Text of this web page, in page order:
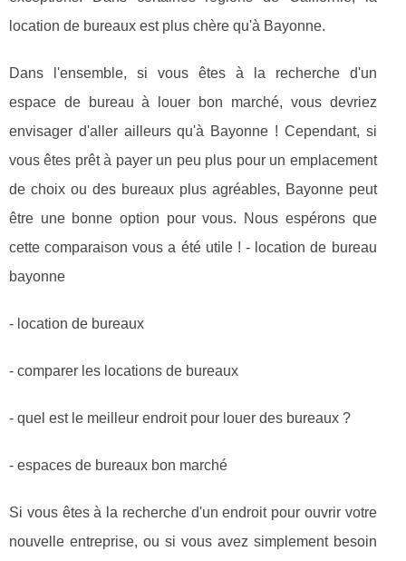
location de bureaux est plus chère qu'à Bayonne.
Dans l'ensemble, si vous êtes à la recherche d'un
espace de bureau à louer bon marché, vous devriez
envisager d'aller ailleurs qu'à Bayonne ! Cependant, si
vous êtes prêt à payer un peu plus pour un emplacement
de choix ou des bureaux plus agréables, Bayonne peut
être une bonne option pour vous. Nous espérons que
cette comparaison vous a été utile ! - location de bureau
bayonne
- location de bureaux
- comparer les locations de bureaux
- quel est le meilleur endroit pour louer des bureaux ?
- espaces de bureaux bon marché
Si vous êtes à la recherche d'un endroit pour ouvrir votre
nouvelle entreprise, ou si vous avez simplement besoin